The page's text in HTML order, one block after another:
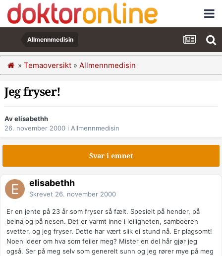
Allmennmedisin
» Temaoversikt » Allmennmedisin
Jeg fryser!
Av elisabethh
26. november 2000 i Allmennmedisin
Svar i emnet
elisabethh
Skrevet 26. november 2000
Er en jente på 23 år som fryser så fælt. Spesielt på hender, på
beina og på nesen. Det er varmt inne i leiligheten, samboeren
svetter, og jeg fryser. Dette har vært slik ei stund nå. Er plagsomt!
Noen ideer om hva som feiler meg? Mister en del hår gjør jeg
også. Ser på meg selv som generelt sunn og jeg rører mye på meg